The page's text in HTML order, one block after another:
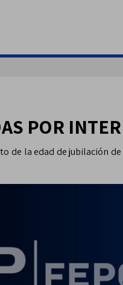
POR
de la edad de jubilación